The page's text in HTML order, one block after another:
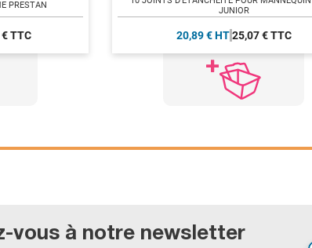
PRESTAN
TTC
JUNIOR
20,89 € HT 25,07 € TTC
vous à notre newsletter